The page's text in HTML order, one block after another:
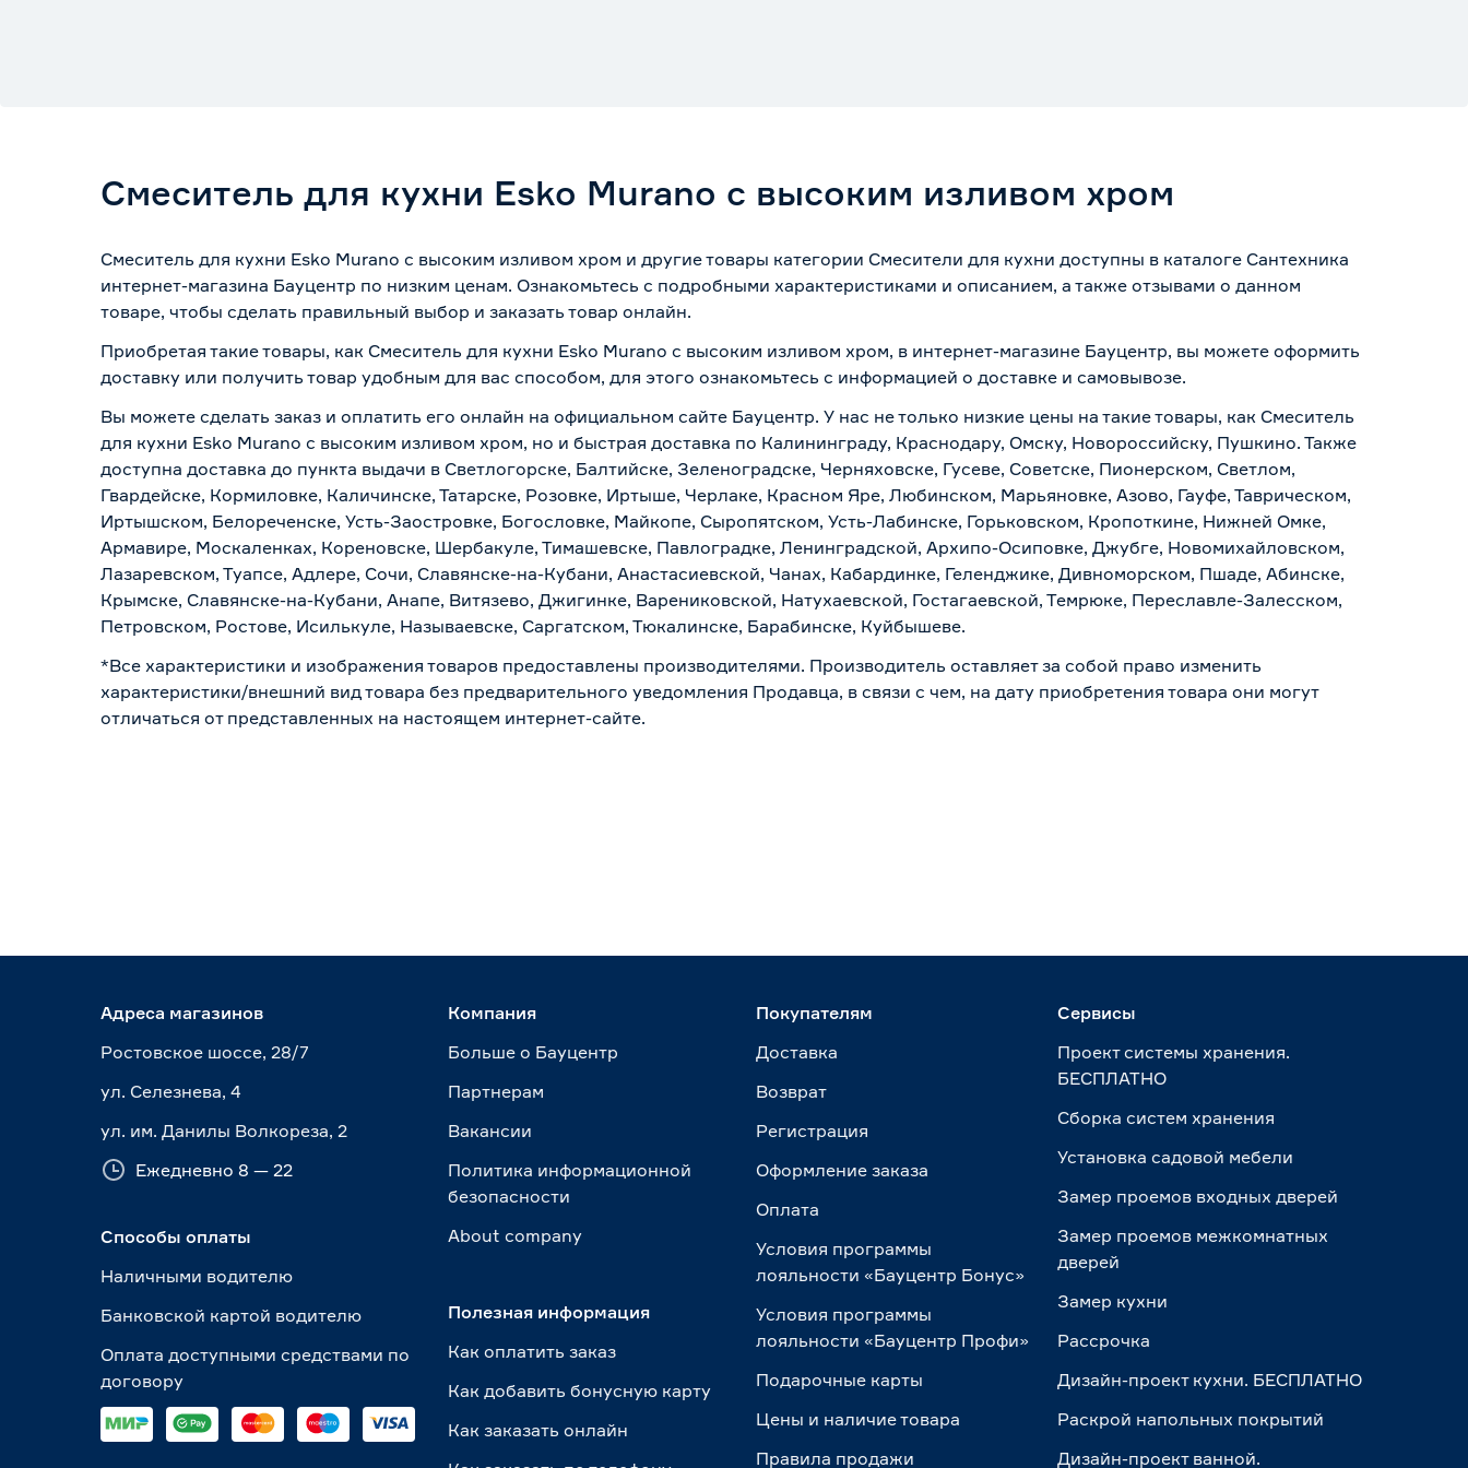
Смеситель для кухни Esko Murano с высоким изливом хром
Смеситель для кухни Esko Murano с высоким изливом хром и другие товары категории Смесители для кухни доступны в каталоге Сантехника
интернет-магазина Бауцентр по низким ценам. Ознакомьтесь с подробными характеристиками и описанием, а также отзывами о данном
товаре, чтобы сделать правильный выбор и заказать товар онлайн.
Приобретая такие товары, как Смеситель для кухни Esko Murano с высоким изливом хром, в интернет-магазине Бауцентр, вы можете оформить
доставку или получить товар удобным для вас способом, для этого ознакомьтесь с информацией о доставке и самовывозе.
Вы можете сделать заказ и оплатить его онлайн на официальном сайте Бауцентр. У нас не только низкие цены на такие товары, как Смеситель
для кухни Esko Murano с высоким изливом хром, но и быстрая доставка по Калининграду, Краснодару, Омску, Новороссийску, Пушкино. Также
доступна доставка до пункта выдачи в Светлогорске, Балтийске, Зеленоградске, Черняховске, Гусеве, Советске, Пионерском, Светлом,
Гвардейске, Кормиловке, Каличинске, Татарске, Розовке, Иртыше, Черлаке, Красном Яре, Любинском, Марьяновке, Азово, Гауфе, Таврическом,
Иртышском, Белореченске, Усть-Заостровке, Богословке, Майкопе, Сыропятском, Усть-Лабинске, Горьковском, Кропоткине, Нижней Омке,
Армавире, Москаленках, Кореновске, Шербакуле, Тимашевске, Павлоградке, Ленинградской, Архипо-Осиповке, Джубге, Новомихайловском,
Лазаревском, Туапсе, Адлере, Сочи, Славянске-на-Кубани, Анастасиевской, Чанах, Кабардинке, Геленджике, Дивноморском, Пшаде, Абинске,
Крымске, Славянске-на-Кубани, Анапе, Витязево, Джигинке, Варениковской, Натухаевской, Гостагаевской, Темрюке, Переславле-Залесском,
Петровском, Ростове, Исилькуле, Называевске, Саргатском, Тюкалинске, Барабинске, Куйбышеве.
*Все характеристики и изображения товаров предоставлены производителями. Производитель оставляет за собой право изменить
характеристики/внешний вид товара без предварительного уведомления Продавца, в связи с чем, на дату приобретения товара они могут
отличаться от представленных на настоящем интернет-сайте.
Адреса магазинов
Ростовское шоссе, 28/7
ул. Селезнева, 4
ул. им. Данилы Волкореза, 2
Ежедневно 8 — 22
Способы оплаты
Наличными водителю
Банковской картой водителю
Оплата доступными средствами по
договору
Компания
Больше о Бауцентр
Партнерам
Вакансии
Политика информационной
безопасности
About сompany
Полезная информация
Как оплатить заказ
Как добавить бонусную карту
Как заказать онлайн
Покупателям
Доставка
Возврат
Регистрация
Оформление заказа
Оплата
Условия программы
лояльности «Бауцентр Бонус»
Условия программы
лояльности «Бауцентр Профи»
Подарочные карты
Цены и наличие товара
Правила продажи
Сервисы
Проект системы хранения.
БЕСПЛАТНО
Сборка систем хранения
Установка садовой мебели
Замер проемов входных дверей
Замер проемов межкомнатных
дверей
Замер кухни
Рассрочка
Дизайн-проект кухни. БЕСПЛАТНО
Раскрой напольных покрытий
Дизайн-проект ванной.